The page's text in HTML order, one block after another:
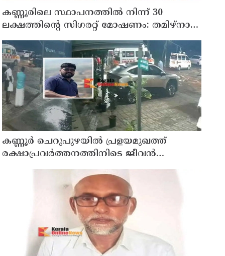
കണ്ണൂരിലെ സ്ഥാപനത്തിൽ നിന്ന് 30
ലക്ഷത്തിന്റെ സിഗരറ്റ് മോഷണം: തമിഴ്‌നാട്
സ്വദേശിയായ സെയിൽസ്മാൻ
തെങ്കാശിയിൽ പിടിയിൽ
കണ്ണൂർ ചെറുപുഴയിൽ പ്രളയമുഖത്ത്
രക്ഷാപ്രവർത്തനത്തിനിടെ ജീവൻ
നഷ്ടപ്പെട്ട ആർ. രാജേഷിൻ്റെ ഭൗതിക
ശരീരത്തോട് അനാദരവ് കാണിച്ചതായി